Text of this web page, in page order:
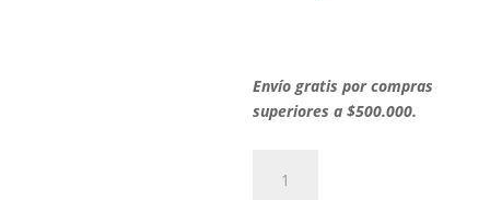
Envío gratis por compras
superiores a $500.000.
TELA